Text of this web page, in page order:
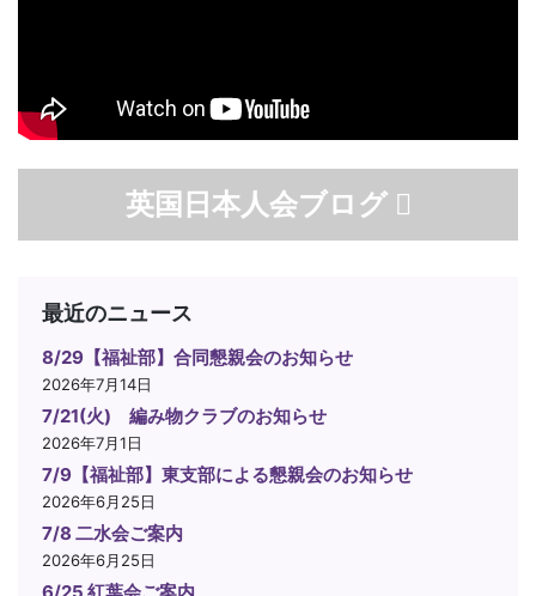
英国日本人会ブログ
最近のニュース
8/29【福祉部】合同懇親会のお知らせ
2026年7月14日
7/21(火) 編み物クラブのお知らせ
2026年7月1日
7/9【福祉部】東支部による懇親会のお知らせ
2026年6月25日
7/8 二水会ご案内
2026年6月25日